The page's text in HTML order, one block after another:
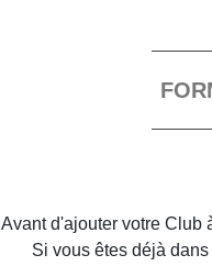
Avant d'ajouter votre Club
Si vous êtes déjà